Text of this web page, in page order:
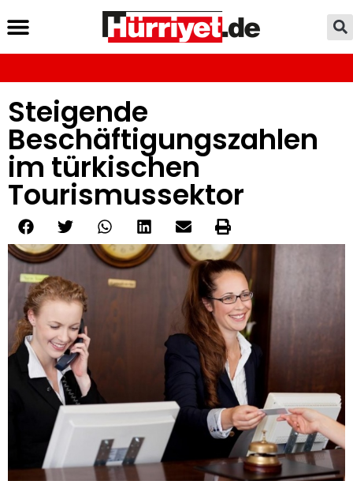
Steigende
Beschäftigungszahlen
im türkischen
Tourismussektor